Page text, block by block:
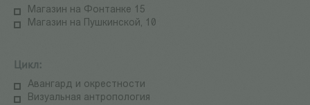
Магазин на Фонтанке 15
Магазин на Пушкинской, 10
Цикл:
Авангард и окрестности
Визуальная антропология